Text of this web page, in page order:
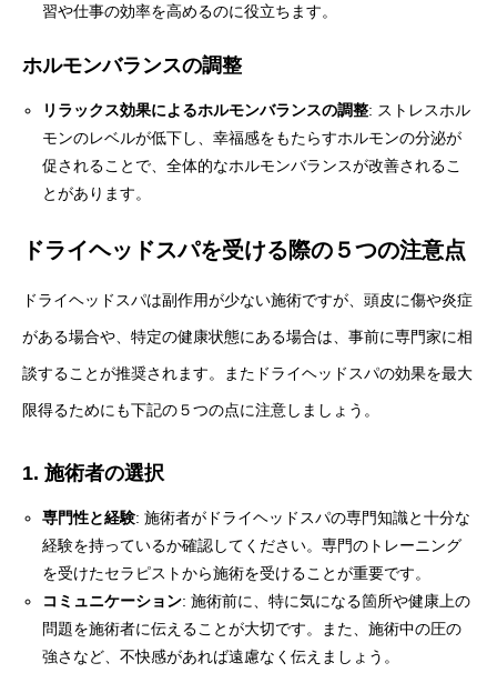
習や仕事の効率を高めるのに役立ちます。
ホルモンバランスの調整
リラックス効果によるホルモンバランスの調整: ストレスホル
モンのレベルが低下し、幸福感をもたらすホルモンの分泌が
促されることで、全体的なホルモンバランスが改善されるこ
とがあります。
ドライヘッドスパを受ける際の５つの注意点
ドライヘッドスパは副作用が少ない施術ですが、頭皮に傷や炎症
がある場合や、特定の健康状態にある場合は、事前に専門家に相
談することが推奨されます。またドライヘッドスパの効果を最大
限得るためにも下記の５つの点に注意しましょう。
1. 施術者の選択
専門性と経験: 施術者がドライヘッドスパの専門知識と十分な
経験を持っているか確認してください。専門のトレーニング
を受けたセラピストから施術を受けることが重要です。
コミュニケーション: 施術前に、特に気になる箇所や健康上の
問題を施術者に伝えることが大切です。また、施術中の圧の
強さなど、不快感があれば遠慮なく伝えましょう。